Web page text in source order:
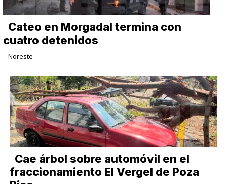
Cateo en Morgadal termina con
cuatro detenidos
Noreste
Cae árbol sobre automóvil en el
fraccionamiento El Vergel de Poza